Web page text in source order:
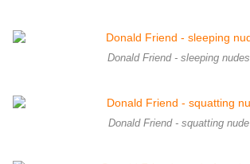
Donald Friend - sleeping nudes
Donald Friend - squatting nude